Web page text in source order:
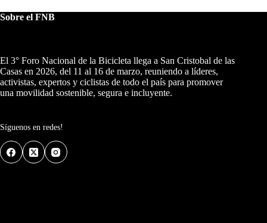
Sobre el FNB
El 3° Foro Nacional de la Bicicleta llega a San Cristobal de las
Casas en 2026, del 11 al 16 de marzo, reuniendo a líderes,
activistas, expertos y ciclistas de todo el país para promover
una movilidad sostenible, segura e incluyente.
Síguenos en redes!